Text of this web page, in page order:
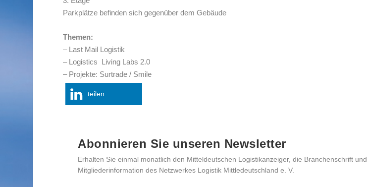
Parkplätze befinden sich gegenüber dem Gebäude
Themen:
– Last Mail Logistik
– Logistics Living Labs 2.0
– Projekte: Surtrade / Smile
teilen
Abonnieren Sie unseren Newsletter
Erhalten Sie einmal monatlich den Mitteldeutschen Logistikanzeiger, die Branchenschrift und
Mitgliederinformation des Netzwerkes Logistik Mittledeutschland e. V.